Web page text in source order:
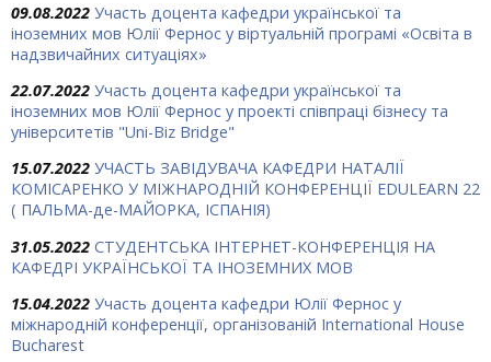
09.08.2022 Участь доцента кафедри української та
іноземних мов Юлії Фернос у віртуальній програмі «Освіта в
надзвичайних ситуаціях»
22.07.2022 Участь доцента кафедри української та
іноземних мов Юлії Фернос у проекті співпраці бізнесу та
університетів "Uni-Biz Bridge"
15.07.2022 УЧАСТЬ ЗАВІДУВАЧА КАФЕДРИ НАТАЛІЇ
КОМІСАРЕНКО У МІЖНАРОДНІЙ КОНФЕРЕНЦІЇ EDULEARN 22
( ПАЛЬМА-де-МАЙОРКА, ІСПАНІЯ)
31.05.2022 СТУДЕНТСЬКА ІНТЕРНЕТ-КОНФЕРЕНЦІЯ НА
КАФЕДРІ УКРАЇНСЬКОЇ ТА ІНОЗЕМНИХ МОВ
15.04.2022 Участь доцента кафедри Юлії Фернос у
міжнародній конференції, організованій International House
Bucharest